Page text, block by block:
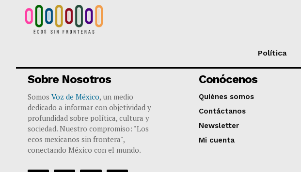
Política
Sobre Nosotros
Somos Voz de México, un medio
dedicado a informar con objetividad y
profundidad sobre política, cultura y
sociedad. Nuestro compromiso: "Los
ecos mexicanos sin frontera",
conectando México con el mundo.
Conócenos
Quiénes somos
Contáctanos
Newsletter
Mi cuenta